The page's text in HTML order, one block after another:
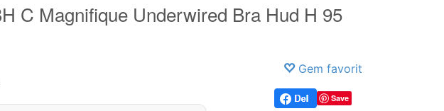
C Magnifique Underwired Bra Hud H 95
Gem favorit
Save